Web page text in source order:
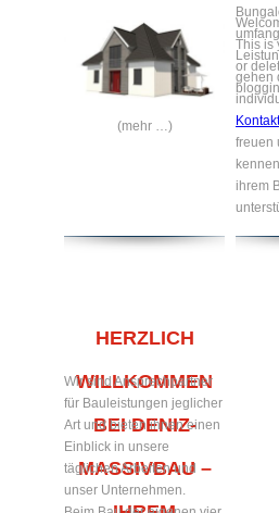
gehen
freuen
ihrem
(mehr …)
This is
or
HERZLICH
WILLKOMMEN
BEI DENIZ-
MASSIVBAU –
Wir sind Ansprechpartner
für Bauleistungen jeglicher
Art und bieten ihnen einen
Einblick in unsere
täglichen Arbeiten und
unser Unternehmen.